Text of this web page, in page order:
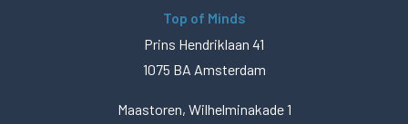
Top of Minds
Prins Hendriklaan 41
1075 BA Amsterdam
Maastoren, Wilhelminakade 1